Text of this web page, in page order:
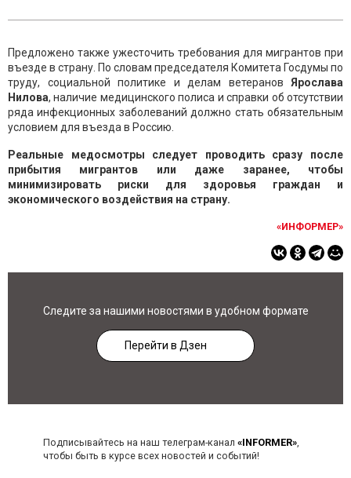
Предложено также ужесточить требования для мигрантов при
въезде в страну. По словам председателя Комитета Госдумы по
труду, социальной политике и делам ветеранов Ярослава
Нилова, наличие медицинского полиса и справки об отсутствии
ряда инфекционных заболеваний должно стать обязательным
условием для въезда в Россию.
Реальные медосмотры следует проводить сразу после
прибытия мигрантов или даже заранее, чтобы
минимизировать риски для здоровья граждан и
экономического воздействия на страну.
«ИНФОРМЕР»
Следите за нашими новостями в удобном формате
Перейти в Дзен
Подписывайтесь на наш телеграм-канал «INFORMER»,
чтобы быть в курсе всех новостей и событий!